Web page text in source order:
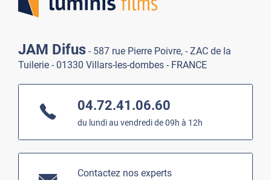
JAM Difus - 587 rue Pierre Poivre, - ZAC de la
Tuilerie - 01330 Villars-les-dombes - FRANCE
04.72.41.06.60
du lundi au vendredi de 09h à 12h
Contactez nos experts